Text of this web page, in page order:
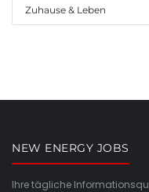
Zuhause & Leben
NEW ENERGY JOBS
Ihre tägliche